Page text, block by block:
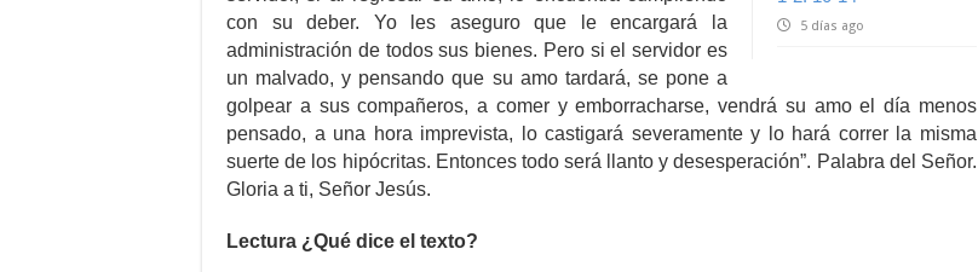
5 días ago
con su deber. Yo les aseguro que le encargará la
administración de todos sus bienes. Pero si el servidor es
un malvado, y pensando que su amo tardará, se pone a
golpear a sus compañeros, a comer y emborracharse, vendrá su amo el día menos
pensado, a una hora imprevista, lo castigará severamente y lo hará correr la misma
suerte de los hipócritas. Entonces todo será llanto y desesperación”. Palabra del Señor.
Gloria a ti, Señor Jesús.
Lectura ¿Qué dice el texto?